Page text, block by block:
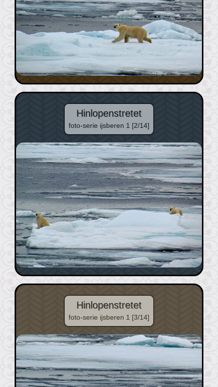
Hinlopenstretet
foto-serie ijsberen 1 [2/14]
Hinlopenstretet
foto-serie ijsberen 1 [3/14]